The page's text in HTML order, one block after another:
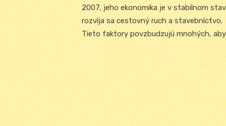
2007, jeho ekonomika je v stabilnom
rozvíja sa cestovný ruch a stavebníctvo.
Tieto faktory povzbudzujú mnohých,